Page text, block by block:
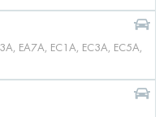
EA7A, EC1A, EC3A, EC5A,